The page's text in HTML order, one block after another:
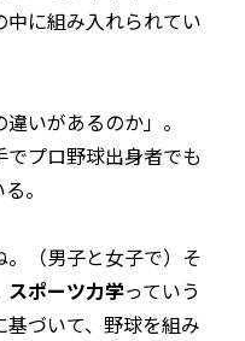
に組み入れられてい
いがあるのか」。
プロ野球出身者でも
。
。（男子と女子で）そ
スポーツ力学っていう
づいて、野球を組み